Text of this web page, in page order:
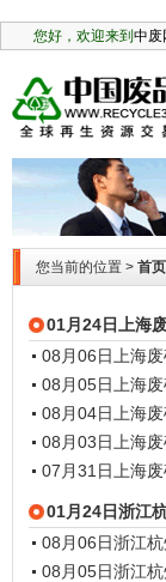
您当前的位置 > 首页
01月24日上海
08月06日上海
08月05日上海
08月04日上海
08月03日上海
07月31日上海
01月24日浙江
08月06日浙江
08月05日浙江